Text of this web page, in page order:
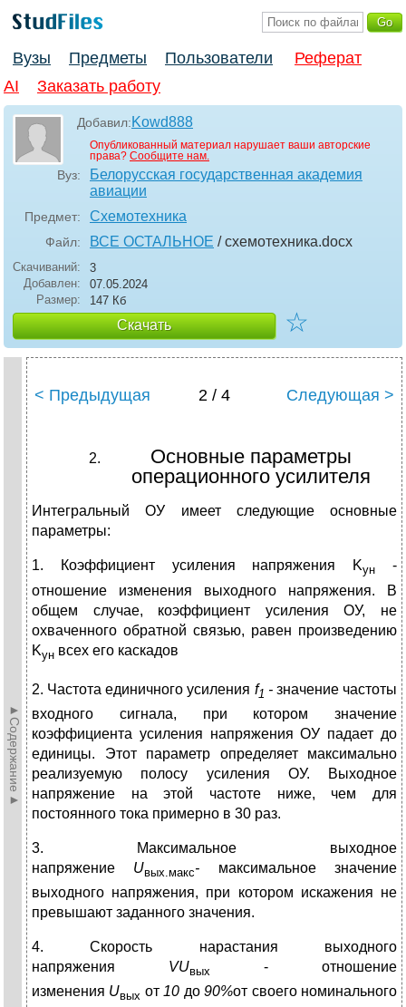
Вузы Предметы Пользователи
Реферат
AI
Заказать работу
Добавил:Kowd888
Опубликованный материал нарушает ваши авторские
права? Сообщите нам.
Вуз:
Белорусская государственная академия
авиации
Предмет: Схемотехника
Файл: ВСЕ ОСТАЛЬНОЕ / схемотехника.docx
Скачиваний:
3
Добавлен:
07.05.2024
Размер:
147 Кб
Скачать ☆
►Содержание►
< Предыдущая 2 / 4 Следующая >
Основные параметры
операционного усилителя
Интегральный ОУ имеет следующие основные
параметры:
1. Коэффициент усиления напряжения Kун -
отношение изменения выходного напряжения. В
общем случае, коэффициент усиления ОУ, не
охваченного обратной связью, равен произведению
Kун всех его каскадов
2. Частота единичного усиления f1 - значение частоты
входного сигнала, при котором значение
коэффициента усиления напряжения ОУ падает до
единицы. Этот параметр определяет максимально
реализуемую полосу усиления ОУ. Выходное
напряжение на этой частоте ниже, чем для
постоянного тока примерно в 30 раз.
3. Максимальное выходное
напряжение Uвых.макс- максимальное значение
выходного напряжения, при котором искажения не
превышают заданного значения.
4. Скорость нарастания выходного
напряжения VUвых - отношение
изменения Uвых от 10 до90%от своего номинального